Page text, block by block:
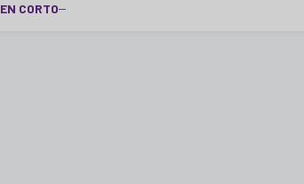
EN CORTO